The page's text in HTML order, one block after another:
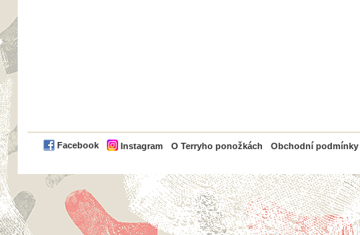
Facebook Instagram O Terryho ponožkách Obchodní podmínky
PayPal